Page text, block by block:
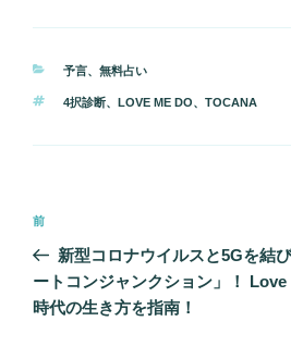
カ
ゴ
ー
予言、 無料占い
タ
4択診断、 LOVE ME DO、 TOCANA
投
ナ
ビ
前
の
投
稿
前
新型コロナウイルスと5Gを結
ートコンジャンクション」！
時代の生き方を指南！